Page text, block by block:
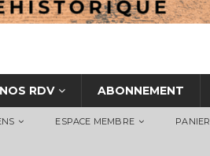
NOS RDV ABONNEMENT
ESPACE MEMBRE PANIER